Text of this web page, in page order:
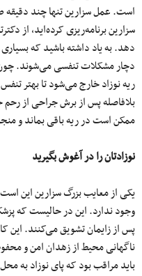
است. عمل سزارین تنها چند دقیقه
سزارین برنامه‌ریزی کرده‌اید، از
دهد. به یاد داشته باشید که بسیاری
دچار مشکلات تنفسی می‌شوند. چون
ریه نوزاد خارج می‌شود تا بهتر
بلافاصله پس از برش جراحی از
ممکن است در ریه باقی بماند و
نوزادتان را در آغوش بگیرید
یکی از معایب بزرگ سزارین این
وجود ندارد. این در حالیست که
پس از زایمان تشویق می‌کنند. این
ناگهانی محیط از زهدان امن و
باید مراقب بود که پای نوزاد به